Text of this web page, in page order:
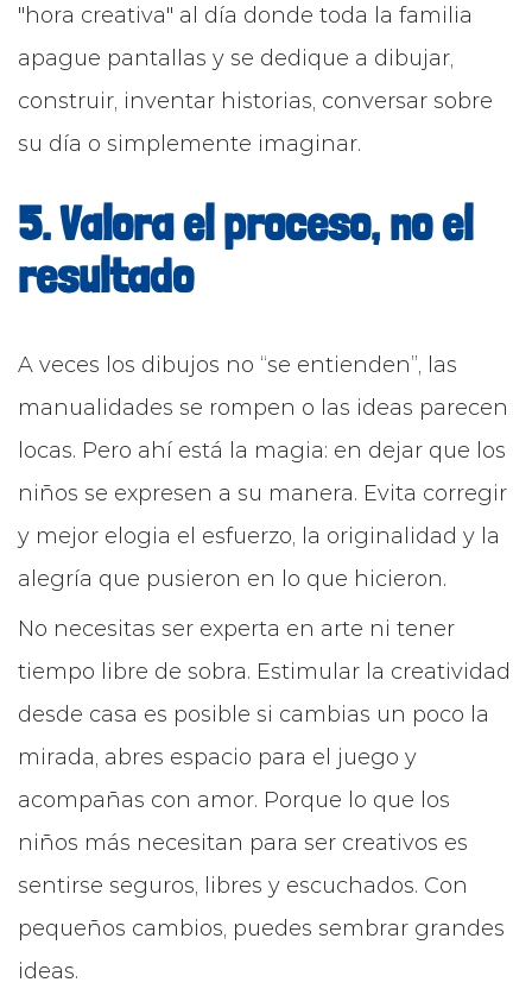
"hora creativa" al día donde toda la familia
apague pantallas y se dedique a dibujar,
construir, inventar historias, conversar sobre
su día o simplemente imaginar.
5. Valora el proceso, no el
resultado
A veces los dibujos no “se entienden”, las
manualidades se rompen o las ideas parecen
locas. Pero ahí está la magia: en dejar que los
niños se expresen a su manera. Evita corregir
y mejor elogia el esfuerzo, la originalidad y la
alegría que pusieron en lo que hicieron.
No necesitas ser experta en arte ni tener
tiempo libre de sobra. Estimular la creatividad
desde casa es posible si cambias un poco la
mirada, abres espacio para el juego y
acompañas con amor. Porque lo que los
niños más necesitan para ser creativos es
sentirse seguros, libres y escuchados. Con
pequeños cambios, puedes sembrar grandes
ideas.